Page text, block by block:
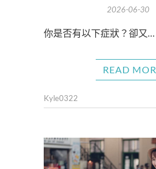
2026-06-30
你是否有以下症狀？卻又…
READ
Kyle0322